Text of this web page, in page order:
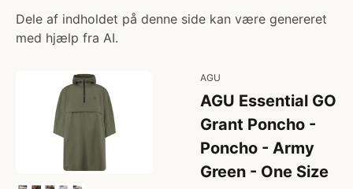
Dele af indholdet på denne side kan være genereret
med hjælp fra AI.
AGU
AGU Essential GO
Grant Poncho -
Poncho - Army
Green - One Size